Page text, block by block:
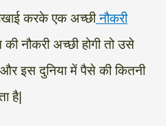
e
L
k
करके एक अच्छीनौकरी
नौकरी अच्छी होगी तो उसे
इस दुनिया में पैसे की कितनी
है|